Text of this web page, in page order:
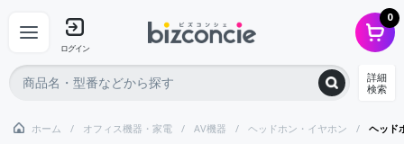
ログイン
0
詳細
検索
ホーム オフィス機器・家電 AV機器 ヘッドホン・イヤホン ヘッド